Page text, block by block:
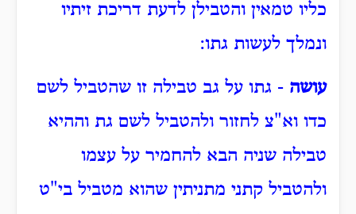
כליו טמאין והטבילן לדעת דריכת זיתיו
ונמלך לעשות גתו:
עושה - גתו על גב טבילה זו שהטביל לשם
כדו וא"צ לחזור ולהטביל לשם גת וההיא
טבילה שניה הבא להחמיר על עצמו
ולהטביל קתני מתניתין שהוא מטביל בי"ט